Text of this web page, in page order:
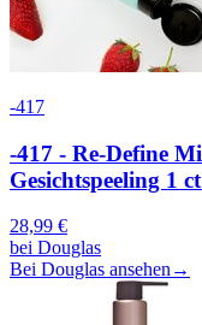
-417
-417 - Re-Define
Gesichtspeeling 1
28,99 €
bei Douglas
Bei Douglas ansehen →